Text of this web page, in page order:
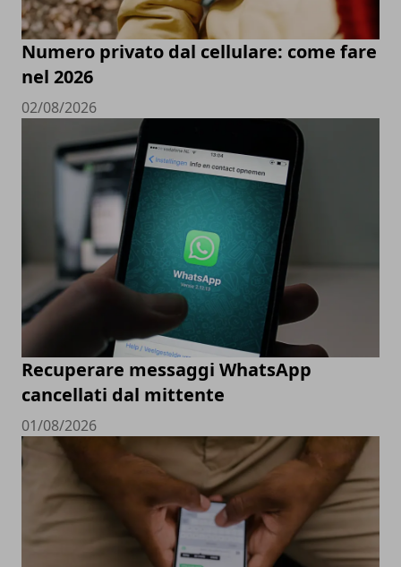
Numero privato dal cellulare: come fare
nel 2026
02/08/2026
Recuperare messaggi WhatsApp
cancellati dal mittente
01/08/2026